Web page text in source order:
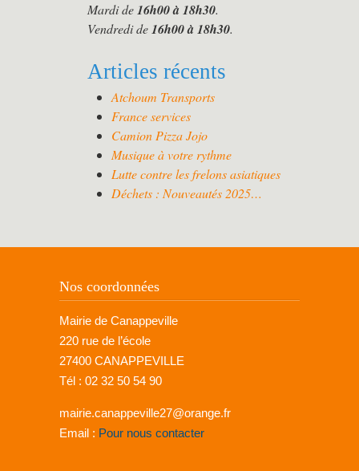
Mardi de16h00 à 18h30.
Vendredi de16h00 à 18h30.
Articles récents
Atchoum Transports
France services
Camion Pizza Jojo
Musique à votre rythme
Lutte contre les frelons asiatiques
Déchets : Nouveautés 2025…
Nos coordonnées
Mairie de Canappeville
220 rue de l’école
27400 CANAPPEVILLE
Tél : 02 32 50 54 90
mairie.canappeville27@orange.fr
Email : Pour nous contacter